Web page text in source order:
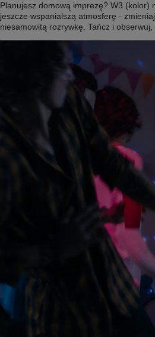
Planujesz domową imprezę? W3 (kolor)
jeszcze wspanialszą atmosferę -
niesamowitą rozrywkę. Tańcz i